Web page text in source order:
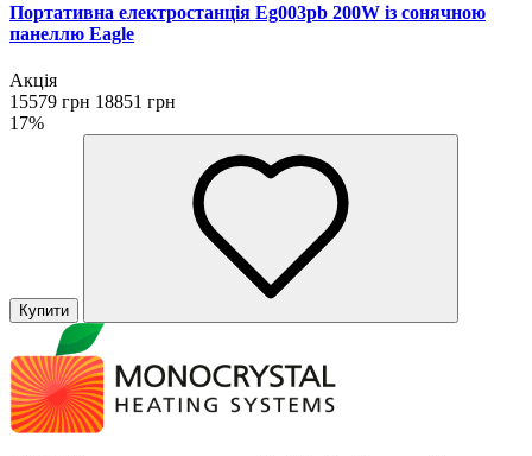
Портативна електростанція Eg003pb 200W із сонячною
панеллю Eagle
Акція
15579 грн 18851 грн
17%
Купити